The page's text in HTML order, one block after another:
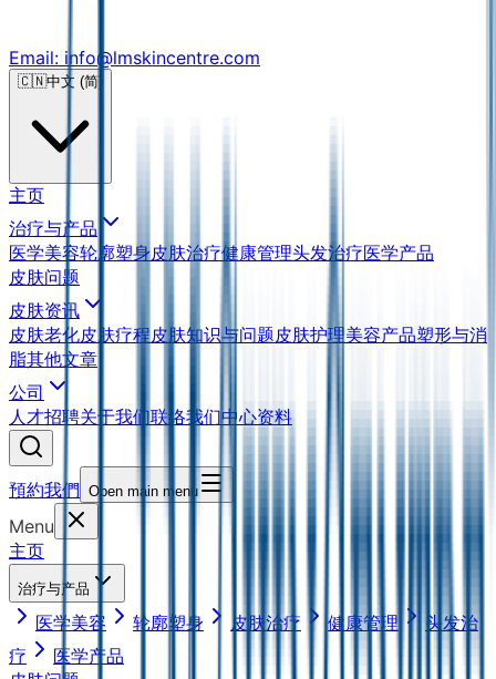
Email: info@lmskincentre.com
🇨🇳中文 (简)
主页
治疗与产品
医学美容轮廓塑身皮肤治疗健康管理头发治疗医学产品
皮肤问题
皮肤资讯
皮肤老化皮肤疗程皮肤知识与问题皮肤护理美容产品塑形与消
脂其他文章
公司
人才招聘关于我们联络我们中心资料
預約我們 Open main menu
Menu
主页
治疗与产品
医学美容 轮廓塑身 皮肤治疗 健康管理
头发治
疗
医学产品